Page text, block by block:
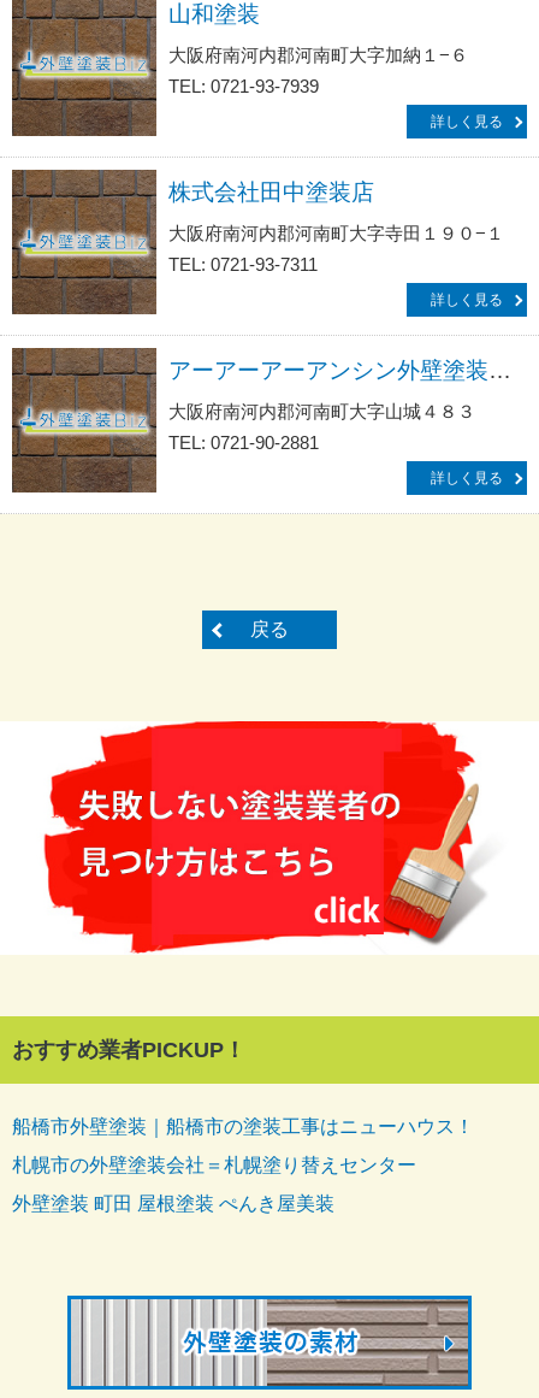
山和塗装
大阪府南河内郡河南町大字加納１−６
TEL: 0721-93-7939
詳しく見る
株式会社田中塗装店
大阪府南河内郡河南町大字寺田１９０−１
TEL: 0721-93-7311
詳しく見る
アーアーアーアンシン外壁塗装リフォーム・防水工事サービス生活救急車ＪＢＲ／出張エリア・河南町・富田林市・太子町受付
大阪府南河内郡河南町大字山城４８３
TEL: 0721-90-2881
詳しく見る
戻る
おすすめ業者PICKUP！
船橋市外壁塗装｜船橋市の塗装工事はニューハウス！
札幌市の外壁塗装会社＝札幌塗り替えセンター
外壁塗装 町田 屋根塗装 ぺんき屋美装